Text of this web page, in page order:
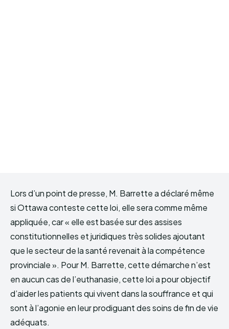
Lors d’un point de presse, M. Barrette a déclaré même
si Ottawa conteste cette loi, elle sera comme même
appliquée, car « elle est basée sur des assises
constitutionnelles et juridiques très solides ajoutant
que le secteur de la santé revenait à la compétence
provinciale ». Pour M. Barrette, cette démarche n’est
en aucun cas de l’euthanasie, cette loi a pour objectif
d’aider les patients qui vivent dans la souffrance et qui
sont à l’agonie en leur prodiguant des soins de fin de vie
adéquats.